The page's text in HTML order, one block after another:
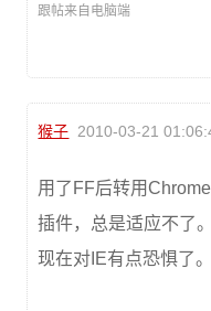
跟帖来自电脑端
猴子 2010-03-21
用了FF后转用
插件，总是适应不了。
现在对IE有点恐惧了